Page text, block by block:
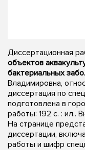
Диссертационная
объектов
бактериальных
Владимировна,
диссертация по
подготовлена в
работы: 192 с. : ил..
На странице
диссертации,
работы и шифр